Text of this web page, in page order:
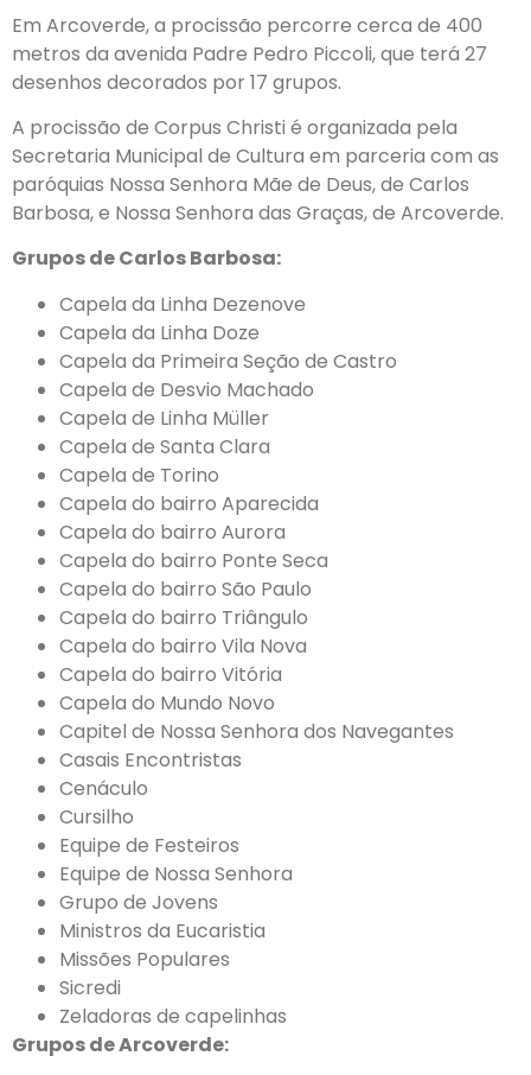
Em Arcoverde, a procissão percorre cerca de 400
metros da avenida Padre Pedro Piccoli, que terá 27
desenhos decorados por 17 grupos.
A procissão de Corpus Christi é organizada pela
Secretaria Municipal de Cultura em parceria com as
paróquias Nossa Senhora Mãe de Deus, de Carlos
Barbosa, e Nossa Senhora das Graças, de Arcoverde.
Grupos de Carlos Barbosa:
Capela da Linha Dezenove
Capela da Linha Doze
Capela da Primeira Seção de Castro
Capela de Desvio Machado
Capela de Linha Müller
Capela de Santa Clara
Capela de Torino
Capela do bairro Aparecida
Capela do bairro Aurora
Capela do bairro Ponte Seca
Capela do bairro São Paulo
Capela do bairro Triângulo
Capela do bairro Vila Nova
Capela do bairro Vitória
Capela do Mundo Novo
Capitel de Nossa Senhora dos Navegantes
Casais Encontristas
Cenáculo
Cursilho
Equipe de Festeiros
Equipe de Nossa Senhora
Grupo de Jovens
Ministros da Eucaristia
Missões Populares
Sicredi
Zeladoras de capelinhas
Grupos de Arcoverde: